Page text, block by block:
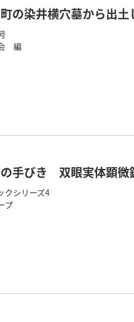
の染井横穴墓から出
編
手びき 双眼実体顕微
クシリーズ4
プ